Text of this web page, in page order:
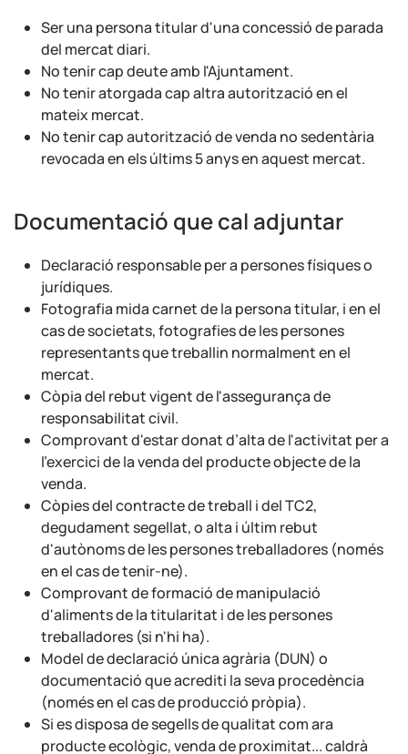
Ser una persona titular d'una concessió de parada
del mercat diari.
No tenir cap deute amb l'Ajuntament.
No tenir atorgada cap altra autorització en el
mateix mercat.
No tenir cap autorització de venda no sedentària
revocada en els últims 5 anys en aquest mercat.
Documentació que cal adjuntar
Declaració responsable per a persones físiques o
jurídiques.
Fotografia mida carnet de la persona titular, i en el
cas de societats, fotografies de les persones
representants que treballin normalment en el
mercat.
Còpia del rebut vigent de l'assegurança de
responsabilitat civil.
Comprovant d'estar donat d’alta de l'activitat per a
l'exercici de la venda del producte objecte de la
venda.
Còpies del contracte de treball i del TC2,
degudament segellat, o alta i últim rebut
d'autònoms de les persones treballadores (només
en el cas de tenir-ne).
Comprovant de formació de manipulació
d'aliments de la titularitat i de les persones
treballadores (si n'hi ha).
Model de declaració única agrària (DUN) o
documentació que acrediti la seva procedència
(només en el cas de producció pròpia).
Si es disposa de segells de qualitat com ara
producte ecològic, venda de proximitat... caldrà